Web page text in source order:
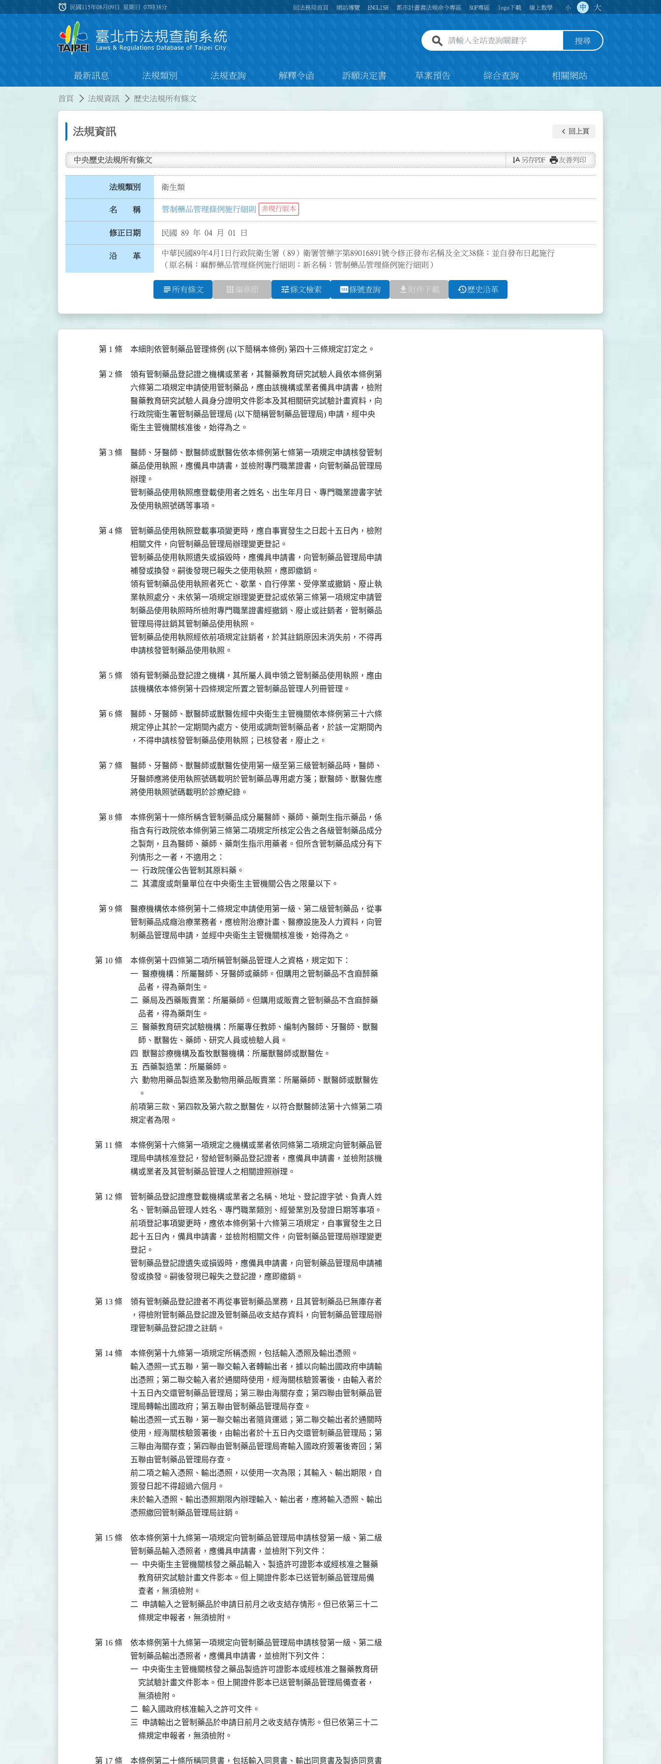
:::
alarm 民國115年08月09日 星期日07時38分 回法務局首頁 網站導覽 ENGLISH 都市計畫書法規命令專區 SOP專區 logo下載 線上教學 小 中 大
全站查詢關鍵字欄位 搜尋
最新訊息 法規類別 法規查詢 解釋令函 訴願決定書 草案預告 綜合查詢 相關網站
首頁 法規資訊 歷史法規所有條文
法規資訊 keyboard_arrow_left 回上頁
中央歷史法規所有條文 text_rotate_vertical 另存PDF print友善列印
法規類別 衛生類
名 稱 管制藥品管理條例施行細則 非現行版本
修正日期 民國 89 年 04 月 01 日
沿 革
中華民國89年4月1日行政院衛生署（89）衛署管藥字第89016891號令修正發布名稱及全文38條；並自發布日起施行
（原名稱：麻醉藥品管理條例施行細則；新名稱：管制藥品管理條例施行細則）
subject 所有條文 apps 編章節 tune條文檢索 pin條號查詢 file_download 附件下載 history歷史沿革
第 1 條 本細則依管制藥品管理條例 (以下簡稱本條例) 第四十三條規定訂定之。
第 2 條
領有管制藥品登記證之機構或業者，其醫藥教育研究試驗人員依本條例第
六條第二項規定申請使用管制藥品，應由該機構或業者備具申請書，檢附
醫藥教育研究試驗人員身分證明文件影本及其相關研究試驗計畫資料，向
行政院衛生署管制藥品管理局 (以下簡稱管制藥品管理局) 申請，經中央
衛生主管機關核准後，始得為之。
第 3 條
醫師、牙醫師、獸醫師或獸醫佐依本條例第七條第一項規定申請核發管制
藥品使用執照，應備具申請書，並檢附專門職業證書，向管制藥品管理局
辦理。
管制藥品使用執照應登載使用者之姓名、出生年月日、專門職業證書字號
及使用執照號碼等事項。
第 4 條
管制藥品使用執照登載事項變更時，應自事實發生之日起十五日內，檢附
相關文件，向管制藥品管理局辦理變更登記。
管制藥品使用執照遺失或損毀時，應備具申請書，向管制藥品管理局申請
補發或換發。嗣後發現已報失之使用執照，應即繳銷。
領有管制藥品使用執照者死亡、歇業、自行停業、受停業或撤銷、廢止執
業執照處分、未依第一項規定辦理變更登記或依第三條第一項規定申請管
制藥品使用執照時所檢附專門職業證書經撤銷、廢止或註銷者，管制藥品
管理局得註銷其管制藥品使用執照。
管制藥品使用執照經依前項規定註銷者，於其註銷原因未消失前，不得再
申請核發管制藥品使用執照。
第 5 條
領有管制藥品登記證之機構，其所屬人員申領之管制藥品使用執照，應由
該機構依本條例第十四條規定所置之管制藥品管理人列冊管理。
第 6 條
醫師、牙醫師、獸醫師或獸醫佐經中央衛生主管機關依本條例第三十六條
規定停止其於一定期間內處方、使用或調劑管制藥品者，於該一定期間內
，不得申請核發管制藥品使用執照；已核發者，廢止之。
第 7 條
醫師、牙醫師、獸醫師或獸醫佐使用第一級至第三級管制藥品時，醫師、
牙醫師應將使用執照號碼載明於管制藥品專用處方箋；獸醫師、獸醫佐應
將使用執照號碼載明於診療紀錄。
第 8 條
本條例第十一條所稱含管制藥品成分屬醫師、藥師、藥劑生指示藥品，係
指含有行政院依本條例第三條第二項規定所核定公告之各級管制藥品成分
之製劑，且為醫師、藥師、藥劑生指示用藥者。但所含管制藥品成分有下
列情形之一者，不適用之：
一  行政院僅公告管制其原料藥。
二  其濃度或劑量單位在中央衛生主管機關公告之限量以下。
第 9 條
醫療機構依本條例第十二條規定申請使用第一級、第二級管制藥品，從事
管制藥品成癮治療業務者，應檢附治療計畫、醫療設施及人力資料，向管
制藥品管理局申請，並經中央衛生主管機關核准後，始得為之。
第 10 條
本條例第十四條第二項所稱管制藥品管理人之資格，規定如下：
一  醫療機構：所屬醫師、牙醫師或藥師。但購用之管制藥品不含麻醉藥
    品者，得為藥劑生。
二  藥局及西藥販賣業：所屬藥師。但購用或販賣之管制藥品不含麻醉藥
    品者，得為藥劑生。
三  醫藥教育研究試驗機構：所屬專任教師、編制內醫師、牙醫師、獸醫
    師、獸醫佐、藥師、研究人員或檢驗人員。
四  獸醫診療機構及畜牧獸醫機構：所屬獸醫師或獸醫佐。
五  西藥製造業：所屬藥師。
六  動物用藥品製造業及動物用藥品販賣業：所屬藥師、獸醫師或獸醫佐
    。
前項第三款、第四款及第六款之獸醫佐，以符合獸醫師法第十六條第二項
規定者為限。
第 11 條
本條例第十六條第一項規定之機構或業者依同條第二項規定向管制藥品管
理局申請核准登記，發給管制藥品登記證者，應備具申請書，並檢附該機
構或業者及其管制藥品管理人之相關證照辦理。
第 12 條
管制藥品登記證應登載機構或業者之名稱、地址、登記證字號、負責人姓
名、管制藥品管理人姓名、專門職業類別、經營業別及發證日期等事項。
前項登記事項變更時，應依本條例第十六條第三項規定，自事實發生之日
起十五日內，備具申請書，並檢附相關文件，向管制藥品管理局辦理變更
登記。
管制藥品登記證遺失或損毀時，應備具申請書，向管制藥品管理局申請補
發或換發。嗣後發現已報失之登記證，應即繳銷。
第 13 條
領有管制藥品登記證者不再從事管制藥品業務，且其管制藥品已無庫存者
，得檢附管制藥品登記證及管制藥品收支結存資料，向管制藥品管理局辦
理管制藥品登記證之註銷。
第 14 條
本條例第十九條第一項規定所稱憑照，包括輸入憑照及輸出憑照。
輸入憑照一式五聯，第一聯交輸入者轉輸出者，據以向輸出國政府申請輸
出憑照；第二聯交輸入者於通關時使用，經海關核驗簽署後，由輸入者於
十五日內交還管制藥品管理局；第三聯由海關存查；第四聯由管制藥品管
理局轉輸出國政府；第五聯由管制藥品管理局存查。
輸出憑照一式五聯，第一聯交輸出者隨貨運遞；第二聯交輸出者於通關時
使用，經海關核驗簽署後，由輸出者於十五日內交還管制藥品管理局；第
三聯由海關存查；第四聯由管制藥品管理局寄輸入國政府簽署後寄回；第
五聯由管制藥品管理局存查。
前二項之輸入憑照、輸出憑照，以使用一次為限；其輸入、輸出期限，自
簽發日起不得超過六個月。
未於輸入憑照、輸出憑照期限內辦理輸入、輸出者，應將輸入憑照、輸出
憑照繳回管制藥品管理局註銷。
第 15 條
依本條例第十九條第一項規定向管制藥品管理局申請核發第一級、第二級
管制藥品輸入憑照者，應備具申請書，並檢附下列文件：
一  中央衛生主管機關核發之藥品輸入、製造許可證影本或經核准之醫藥
    教育研究試驗計畫文件影本。但上開證件影本已送管制藥品管理局備
    查者，無須檢附。
二  申請輸入之管制藥品於申請日前月之收支結存情形。但已依第三十二
    條規定申報者，無須檢附。
第 16 條
依本條例第十九條第一項規定向管制藥品管理局申請核發第一級、第二級
管制藥品輸出憑照者，應備具申請書，並檢附下列文件：
一  中央衛生主管機關核發之藥品製造許可證影本或經核准之醫藥教育研
    究試驗計畫文件影本。但上開證件影本已送管制藥品管理局備查者，
    無須檢附。
二  輸入國政府核准輸入之許可文件。
三  申請輸出之管制藥品於申請日前月之收支結存情形。但已依第三十二
    條規定申報者，無須檢附。
第 17 條 本條例第二十條所稱同意書，包括輸入同意書、輸出同意書及製造同意書